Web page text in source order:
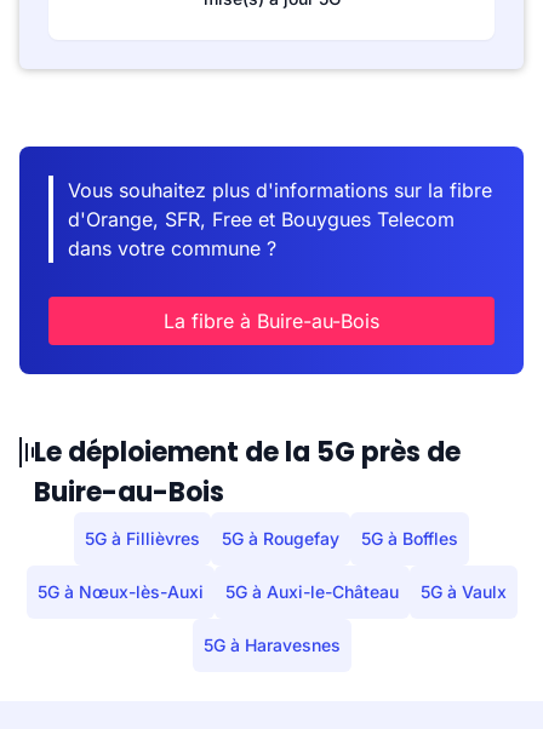
Vous souhaitez plus d'informations sur la fibre
d'Orange, SFR, Free et Bouygues Telecom
dans votre commune ?
La fibre à Buire-au-Bois
Le déploiement de la 5G près de
Buire-au-Bois
5G à Fillièvres 5G à Rougefay 5G à Boffles
5G à Nœux-lès-Auxi 5G à Auxi-le-Château 5G à Vaulx
5G à Haravesnes